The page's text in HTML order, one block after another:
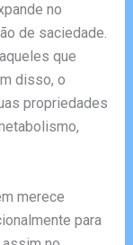
no
de saciedade.
que
disso, o
propriedades
merece
para